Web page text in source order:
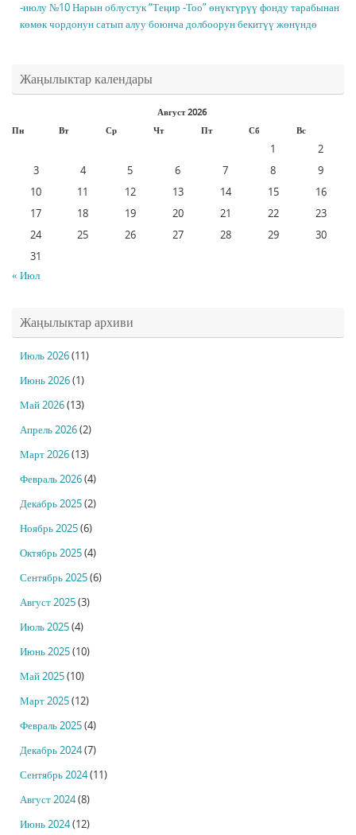
-июлу №10 Нарын облустук “Теңир -Тоо” өнүктүрүү фонду тарабынан
көмөк чордонун сатып алуу боюнча долбоорун бекитүү жөнүндө
Жаңылыктар календары
Август 2026
Пн
Вт Ср Чт Пт Сб Вс
1
2
3
4 5 6 7 8
9
10
11 12 13 14 15
16
17
18 19 20 21 22
23
24
25 26 27 28 29
30
31
« Июл
Жаңылыктар архиви
Июль 2026(11)
Июнь 2026(1)
Май 2026(13)
Апрель 2026(2)
Март 2026(13)
Февраль 2026(4)
Декабрь 2025(2)
Ноябрь 2025(6)
Октябрь 2025(4)
Сентябрь 2025(6)
Август 2025(3)
Июль 2025(4)
Июнь 2025(10)
Май 2025(10)
Март 2025(12)
Февраль 2025(4)
Декабрь 2024(7)
Сентябрь 2024(11)
Август 2024(8)
Июнь 2024(12)